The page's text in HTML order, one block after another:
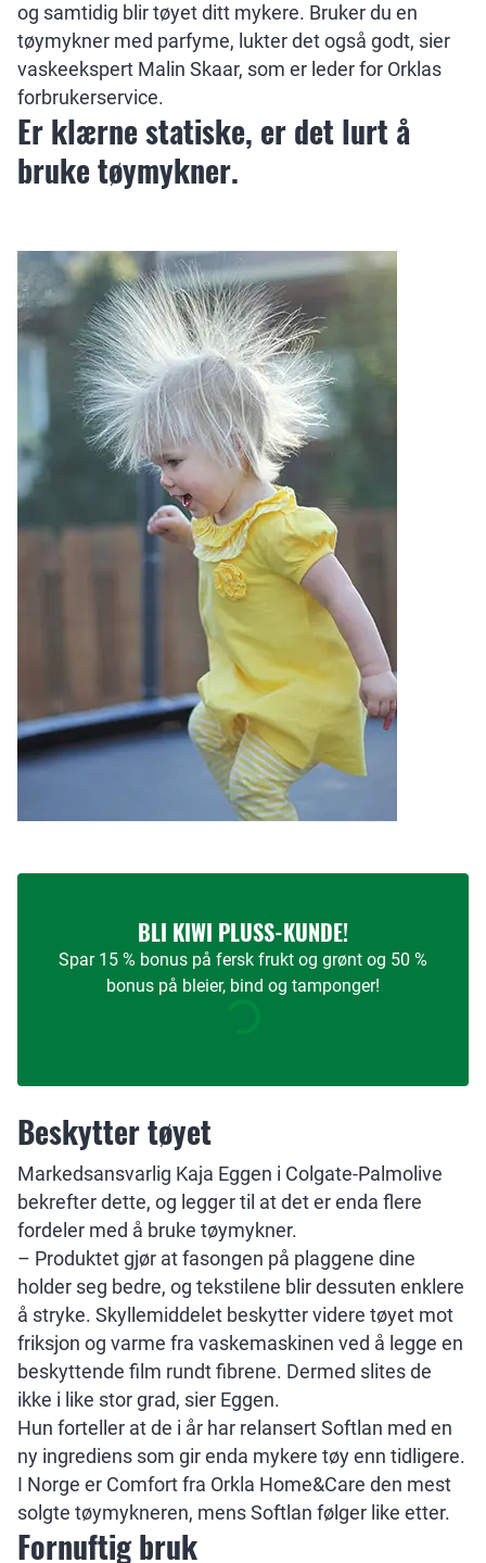
og samtidig blir tøyet ditt mykere. Bruker du en
tøymykner med parfyme, lukter det også godt, sier
vaskeekspert Malin Skaar, som er leder for Orklas
forbrukerservice.
Er klærne statiske, er det lurt å
bruke tøymykner.
BLI KIWI PLUSS-KUNDE!
Spar 15 % bonus på fersk frukt og grønt og 50 %
bonus på bleier, bind og tamponger!
Beskytter tøyet
Markedsansvarlig Kaja Eggen i Colgate-Palmolive
bekrefter dette, og legger til at det er enda flere
fordeler med å bruke tøymykner.
– Produktet gjør at fasongen på plaggene dine
holder seg bedre, og tekstilene blir dessuten enklere
å stryke. Skyllemiddelet beskytter videre tøyet mot
friksjon og varme fra vaskemaskinen ved å legge en
beskyttende film rundt fibrene. Dermed slites de
ikke i like stor grad, sier Eggen.
Hun forteller at de i år har relansert Softlan med en
ny ingrediens som gir enda mykere tøy enn tidligere.
I Norge er Comfort fra Orkla Home&Care den mest
solgte tøymykneren, mens Softlan følger like etter.
Fornuftig bruk